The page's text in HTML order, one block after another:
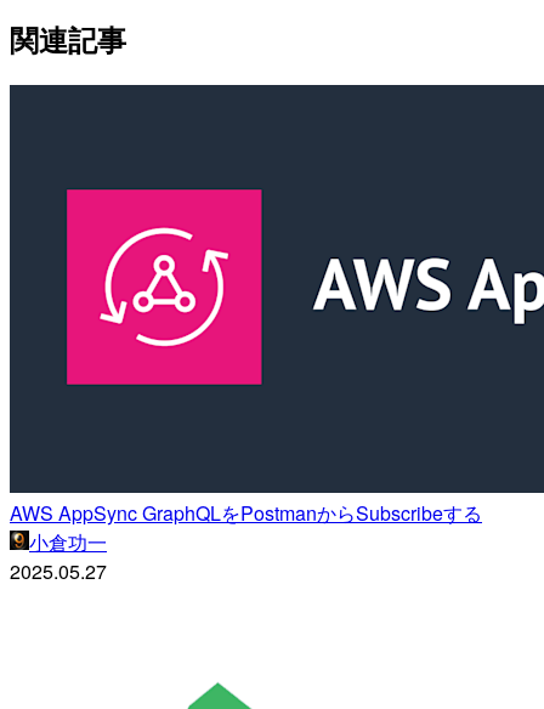
関連記事
AWS AppSync GraphQLをPostmanからSubscribeする
小倉功一
2025.05.27